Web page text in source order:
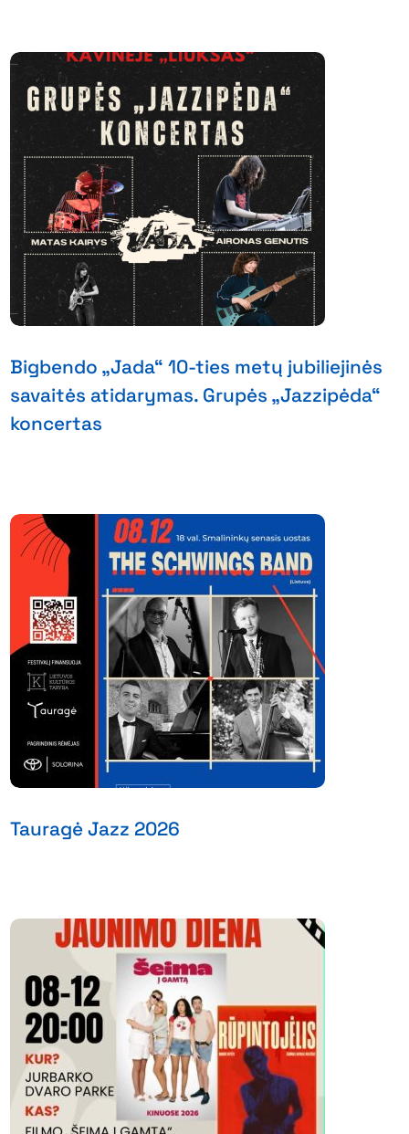
Bigbendo „Jada“ 10-ties metų jubiliejinės
savaitės atidarymas. Grupės „Jazzipėda“
koncertas
Tauragė Jazz 2026